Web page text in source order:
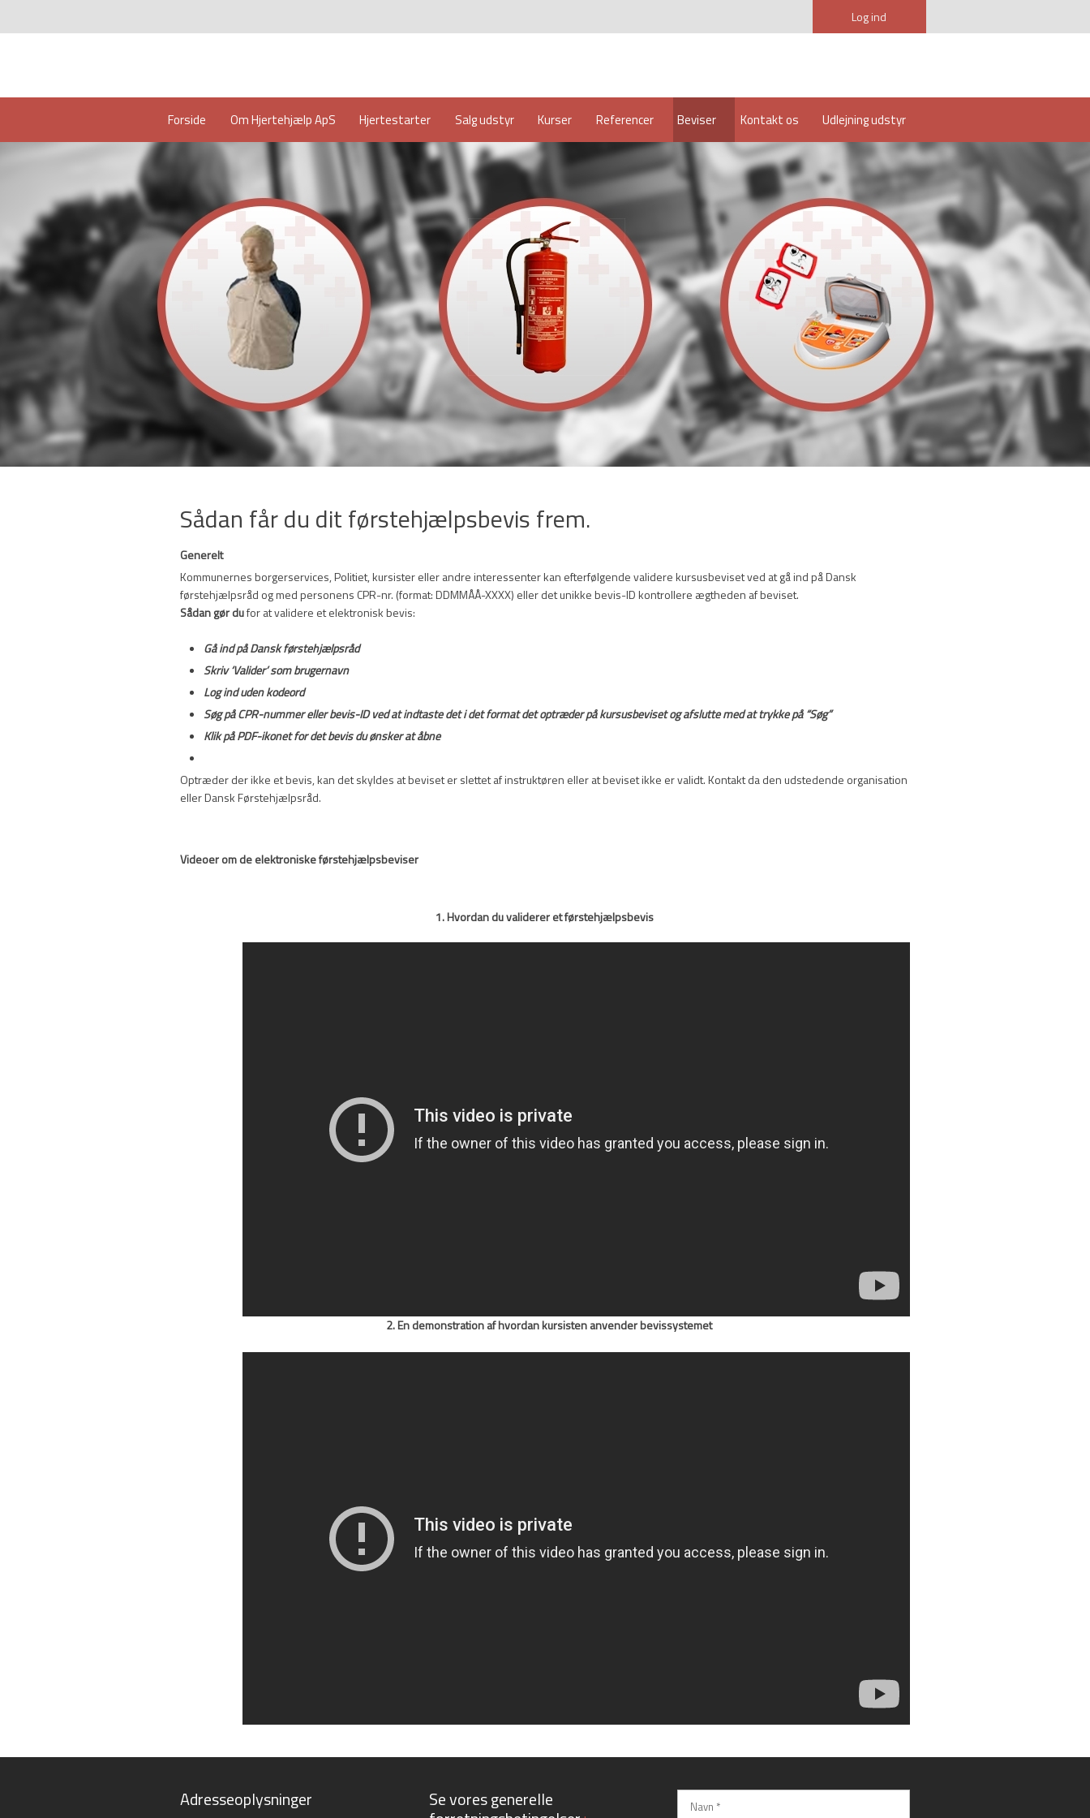
Log ind
Forside Om Hjertehjælp ApS Hjertestarter Salg udstyr Kurser Referencer Beviser Kontakt os Udlejning udstyr
Sådan får du dit førstehjælpsbevis frem.
Generelt
Kommunernes borgerservices, Politiet, kursister eller andre interessenter kan efterfølgende validere kursusbeviset ved at gå ind på Dansk
førstehjælpsråd og med personens CPR-nr. (format: DDMMÅÅ-XXXX) eller det unikke bevis-ID kontrollere ægtheden af beviset.
Sådan gør dufor at validere et elektronisk bevis:
Gå ind påDansk førstehjælpsråd
Skriv ‘Valider’ som brugernavn
Log ind uden kodeord
Søg på CPR-nummer eller bevis-ID ved at indtaste det i det format det optræder på kursusbeviset og afslutte med at trykke på “Søg”
Klik på PDF-ikonet for det bevis du ønsker at åbne
Optræder der ikke et bevis, kan det skyldes at beviset er slettet af instruktøren eller at beviset ikke er validt. Kontakt da den udstedende organisation
eller Dansk Førstehjælpsråd.
Videoer om de elektroniske førstehjælpsbeviser
1. Hvordan du validerer et førstehjælpsbevis
2. En demonstration af hvordan kursisten anvender bevissystemet​
​Adresseoplysninger ​Se vores generelle